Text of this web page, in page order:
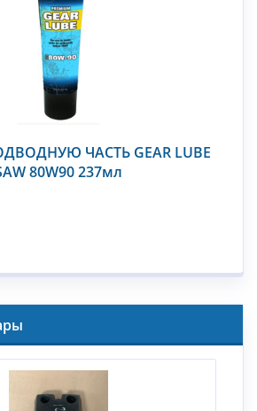
ЧАСТЬ GEAR LUBE
80W90 237мл